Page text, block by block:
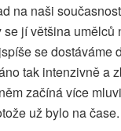
na naši
jí většina umělců
se dostáváme
tak intenzivně a
začíná více
už bylo na čase.